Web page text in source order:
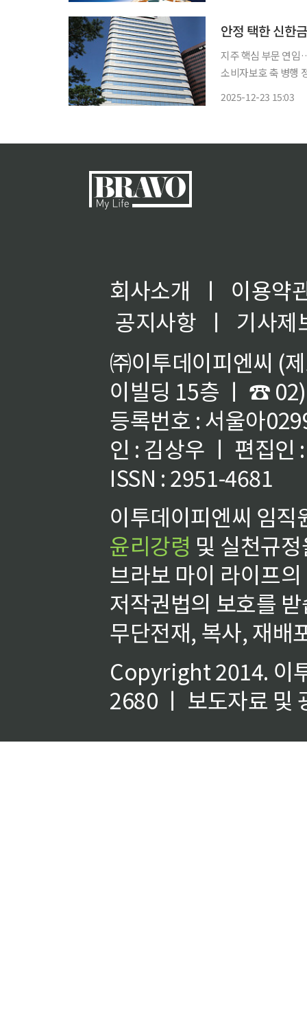
안정 택한 신한
지주 핵심 부문 연임
소비자보호 축 병행 정비 신한금융그룹이 연말 임원 인사에서 대규모 교체
2025-12-23 15:03
회사소개 ㅣ
이용약
공지사항
ㅣ
기사제
㈜이투데이피엔씨 (
이빌딩 15층 ㅣ ☎
등록번호 : 서울아
인 : 김상우 ㅣ 편집인
ISSN : 2951-4681
이투데이피엔씨 임
윤리강령 및 실천규
브라보 마이 라이프
저작권법의 보호를
무단전재, 복사, 재배
Copyright 2014. 이
2680 ㅣ 보도자료